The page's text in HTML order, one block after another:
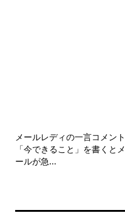
メールレディの一言コメント
「今できること」を書くとメ
ールが急...